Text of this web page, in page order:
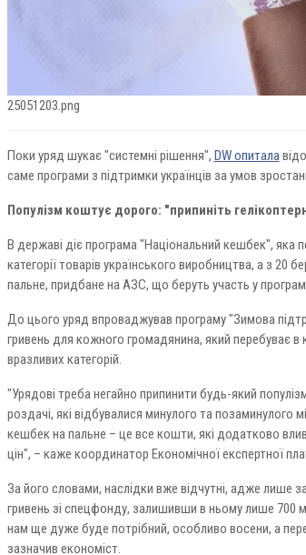
25051203.png
Поки уряд шукає "системні рішення", DW опитала
саме програми з підтримки українців за умов
Популізм коштує дорого: "припиніть
В державі діє програма "Національний кешбек", яка
категорії товарів українського виробництва, а з
пальне, придбане на АЗС, що беруть участь у
До цього уряд впроваджував програму "Зимова
гривень для кожного громадянина, який перебуває в
вразливих категорій.
"Урядові треба негайно припинити будь-який
роздачі, які відбувалися минулого та позаминулого
кешбек на пальне – це все кошти, які додатково
цін", – каже координатор Економічної експертної
За його словами, наслідки вже відчутні, адже лише
гривень зі спецфонду, залишивши в ньому лише 700
нам ще дуже буде потрібний, особливо восени, а
зазначив економіст.